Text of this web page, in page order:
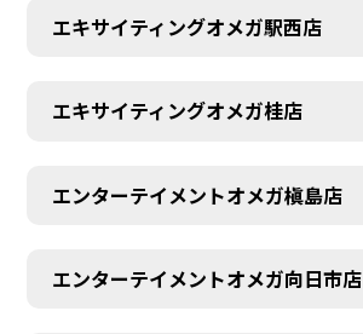
エキサイティングオメガ駅西店
エキサイティングオメガ桂店
エンターテイメントオメガ槇島店
エンターテイメントオメガ向日市店